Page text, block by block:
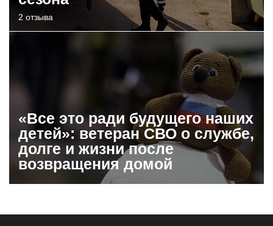
2 отзыва
«Все это ради будущего наших
детей»: ветеран СВО о службе,
долге и жизни после
возвращения домой